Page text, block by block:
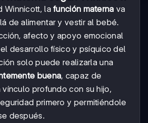
Winnicott, lafunción materna va
de alimentar y vestir al bebé.
afecto y apoyo emocional
desarrollo físico y psíquico del
solo puede realizarla una
buena, capaz de
profundo con su hijo,
primero y permitiéndole
después.